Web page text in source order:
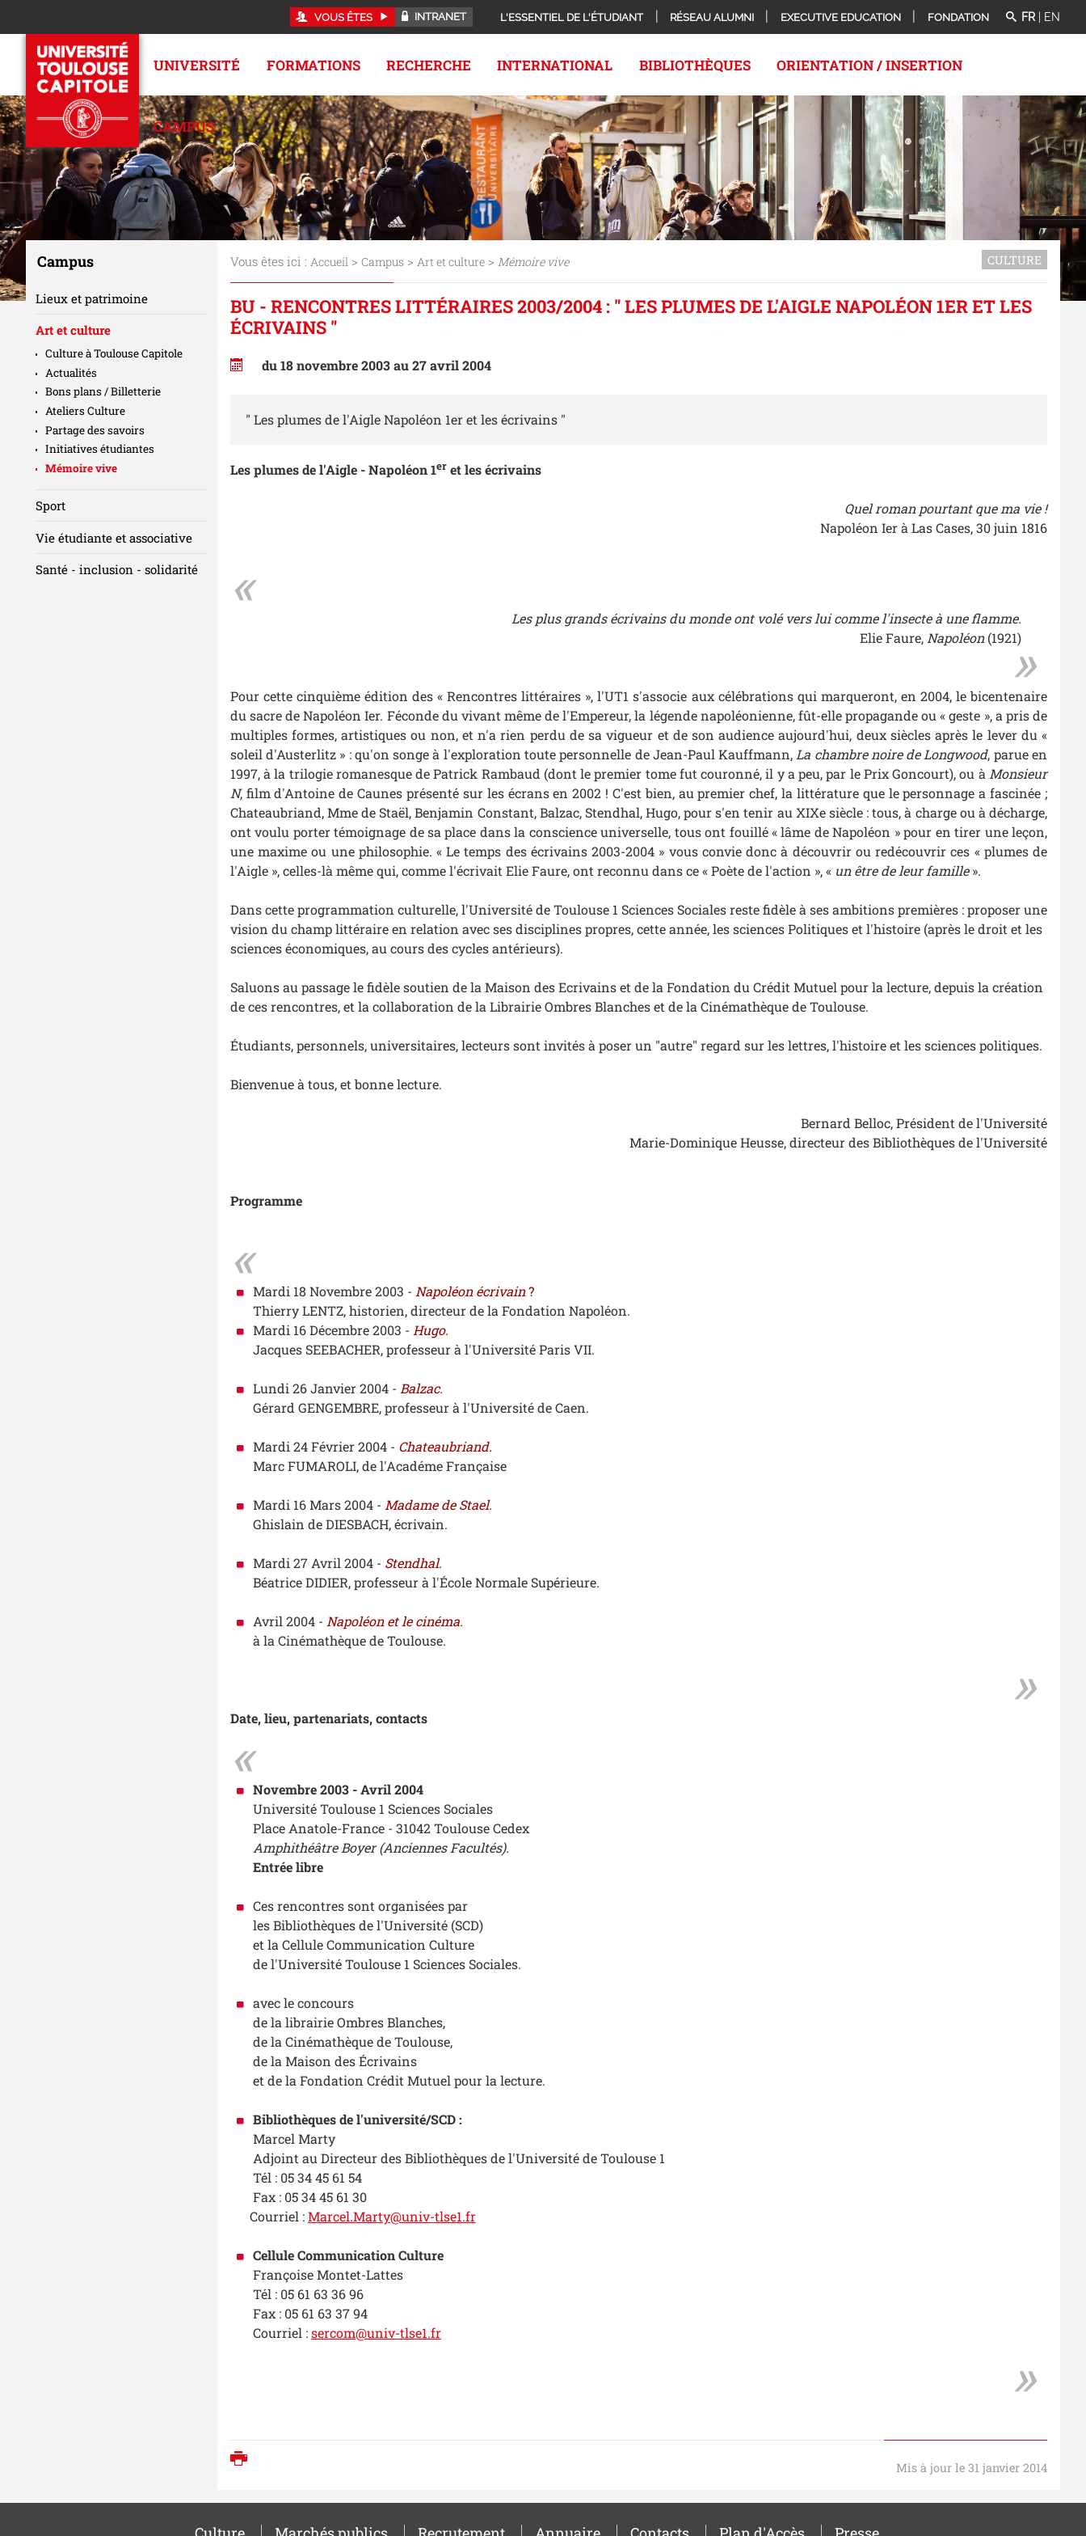
VOUS ÊTES INTRANET L'ESSENTIEL DE L'ÉTUDIANT RÉSEAU ALUMNI EXECUTIVE EDUCATION FONDATION FR EN
UNIVERSITÉ FORMATIONS RECHERCHE INTERNATIONAL BIBLIOTHÈQUES ORIENTATION / INSERTION
CAMPUS
Vous êtes ici : Accueil> Campus > Art et culture> Mémoire vive CULTURE
BU - RENCONTRES LITTÉRAIRES 2003/2004 : " LES PLUMES DE L'AIGLE NAPOLÉON 1ER ET LES
ÉCRIVAINS "
du 18 novembre 2003 au 27 avril 2004
" Les plumes de l'Aigle Napoléon 1er et les écrivains "
Les plumes de l'Aigle - Napoléon 1eret les écrivains
Quel roman pourtant que ma vie !
Napoléon Ier à Las Cases, 30 juin 1816
Les plus grands écrivains du monde ont volé vers lui comme l'insecte à une flamme.
Elie Faure, Napoléon(1921)
Pour cette cinquième édition des « Rencontres littéraires », l'UT1 s'associe aux célébrations qui marqueront, en 2004, le bicentenaire
du sacre de Napoléon Ier. Féconde du vivant même de l'Empereur, la légende napoléonienne, fût-elle propagande ou « geste », a pris de
multiples formes, artistiques ou non, et n'a rien perdu de sa vigueur et de son audience aujourd'hui, deux siècles après le lever du «
soleil d'Austerlitz » : qu'on songe à l'exploration toute personnelle de Jean-Paul Kauffmann, La chambre noire de Longwood, parue en
1997, à la trilogie romanesque de Patrick Rambaud (dont le premier tome fut couronné, il y a peu, par le Prix Goncourt), ou à Monsieur
N, film d'Antoine de Caunes présenté sur les écrans en 2002 ! C'est bien, au premier chef, la littérature que le personnage a fascinée ;
Chateaubriand, Mme de Staël, Benjamin Constant, Balzac, Stendhal, Hugo, pour s'en tenir au XIXe siècle : tous, à charge ou à décharge,
ont voulu porter témoignage de sa place dans la conscience universelle, tous ont fouillé « lâme de Napoléon » pour en tirer une leçon,
une maxime ou une philosophie. « Le temps des écrivains 2003-2004 » vous convie donc à découvrir ou redécouvrir ces « plumes de
l'Aigle », celles-là même qui, comme l'écrivait Elie Faure, ont reconnu dans ce « Poète de l'action », « un être de leur famille».
Dans cette programmation culturelle, l'Université de Toulouse 1 Sciences Sociales reste fidèle à ses ambitions premières : proposer une
vision du champ littéraire en relation avec ses disciplines propres, cette année, les sciences Politiques et l'histoire (après le droit et les
sciences économiques, au cours des cycles antérieurs).
Saluons au passage le fidèle soutien de la Maison des Ecrivains et de la Fondation du Crédit Mutuel pour la lecture, depuis la création
de ces rencontres, et la collaboration de la Librairie Ombres Blanches et de la Cinémathèque de Toulouse.
Étudiants, personnels, universitaires, lecteurs sont invités à poser un "autre" regard sur les lettres, l'histoire et les sciences politiques.
Bienvenue à tous, et bonne lecture.
Bernard Belloc, Président de l'Université
Marie-Dominique Heusse, directeur des Bibliothèques de l'Université
Programme
Mardi 18 Novembre 2003 - Napoléon écrivain?
Thierry LENTZ, historien, directeur de la Fondation Napoléon.
Mardi 16 Décembre 2003 - Hugo.
Jacques SEEBACHER, professeur à l'Université Paris VII.
Lundi 26 Janvier 2004 - Balzac.
Gérard GENGEMBRE, professeur à l'Université de Caen.
Mardi 24 Février 2004 - Chateaubriand.
Marc FUMAROLI, de l'Académe Française
Mardi 16 Mars 2004 - Madame de Stael.
Ghislain de DIESBACH, écrivain.
Mardi 27 Avril 2004 - Stendhal.
Béatrice DIDIER, professeur à l'École Normale Supérieure.
Avril 2004 - Napoléon et le cinéma.
à la Cinémathèque de Toulouse.
Date, lieu, partenariats, contacts
Novembre 2003 - Avril 2004
Université Toulouse 1 Sciences Sociales
Place Anatole-France - 31042 Toulouse Cedex
Amphithéâtre Boyer (Anciennes Facultés).
Entrée libre
Ces rencontres sont organisées par
les Bibliothèques de l'Université (SCD)
et la Cellule Communication Culture
de l'Université Toulouse 1 Sciences Sociales.
avec le concours
de la librairie Ombres Blanches,
de la Cinémathèque de Toulouse,
de la Maison des Écrivains
et de la Fondation Crédit Mutuel pour la lecture.
Bibliothèques de l'université/SCD :
Marcel Marty
Adjoint au Directeur des Bibliothèques de l'Université de Toulouse 1
Tél : 05 34 45 61 54
Fax : 05 34 45 61 30
Courriel :Marcel.Marty@univ-tlse1.fr
Cellule Communication Culture
Françoise Montet-Lattes
Tél : 05 61 63 36 96
Fax : 05 61 63 37 94
Courriel :sercom@univ-tlse1.fr
Mis à jour le 31 janvier 2014
Campus
Lieux et patrimoine
Art et culture
Culture à Toulouse Capitole
Actualités
Bons plans / Billetterie
Ateliers Culture
Partage des savoirs
Initiatives étudiantes
Mémoire vive
Sport
Vie étudiante et associative
Santé - inclusion - solidarité